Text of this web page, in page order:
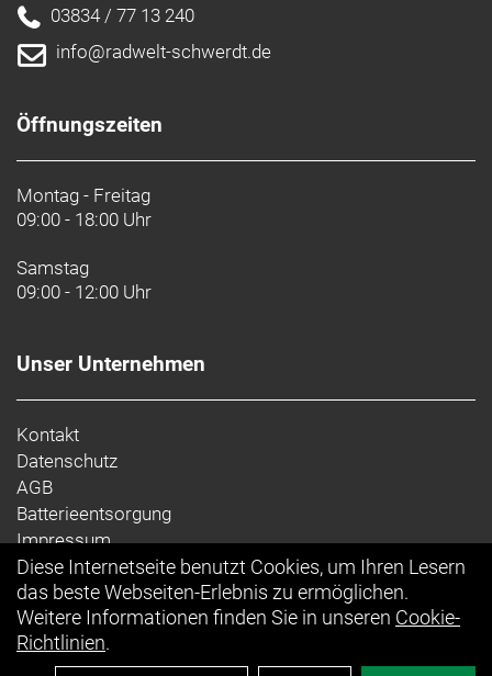
beeindruckende Reichweite von 95 km.
Optionaler Range Extender
Range Extender-Akku mit 160 Wh Kapazität, der
deinen Aktionsradius im Eco-Modus auf bis zu
145 km vergrößert. Das reicht dir immer noch nicht?
Mit der Trek Central-App kannst du die
Unterstützung an deine Bedürfnisse anpassen und
rauskitzeln.
ermüdende Fahrbahnunebenheiten und spart
Geschlecht: Uni
Rahmen: 800 Series OCLV Carbon, -Antriebssystem,
konisches Steuerrohr, hinteres IsoSpeed, interne
Zugführung, Flat Mount-Scheibenbremsaufnahme,
Schutzblechösen, 142x12 mm-Steckachse
Rahmengröße: 54
03834 / 77 13 240
info@radwelt-schwerdt.de
Öffnungszeiten
Montag - Freitag
09:00 - 18:00 Uhr
Samstag
09:00 - 12:00 Uhr
Unser Unternehmen
Kontakt
Datenschutz
AGB
Batterieentsorgung
Impressum
Ihr Einkauf
Diese Internetseite benutzt Cookies, um Ihren Lesern
das beste Webseiten-Erlebnis zu ermöglichen.
Weitere Informationen finden Sie in unseren Cookie-
Richtlinien.